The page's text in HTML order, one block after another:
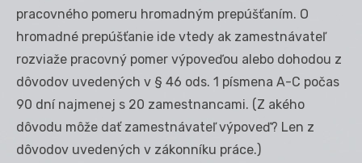
pracovného pomeru hromadným prepúšťaním. O
hromadné prepúšťanie ide vtedy ak zamestnávateľ
rozviaže pracovný pomer výpoveďou alebo dohodou z
dôvodov uvedených v § 46 ods. 1 písmena A-C počas
90 dní najmenej s 20 zamestnancami. (Z akého
dôvodu môže dať zamestnávateľ výpoveď? Len z
dôvodov uvedených v zákonníku práce.)